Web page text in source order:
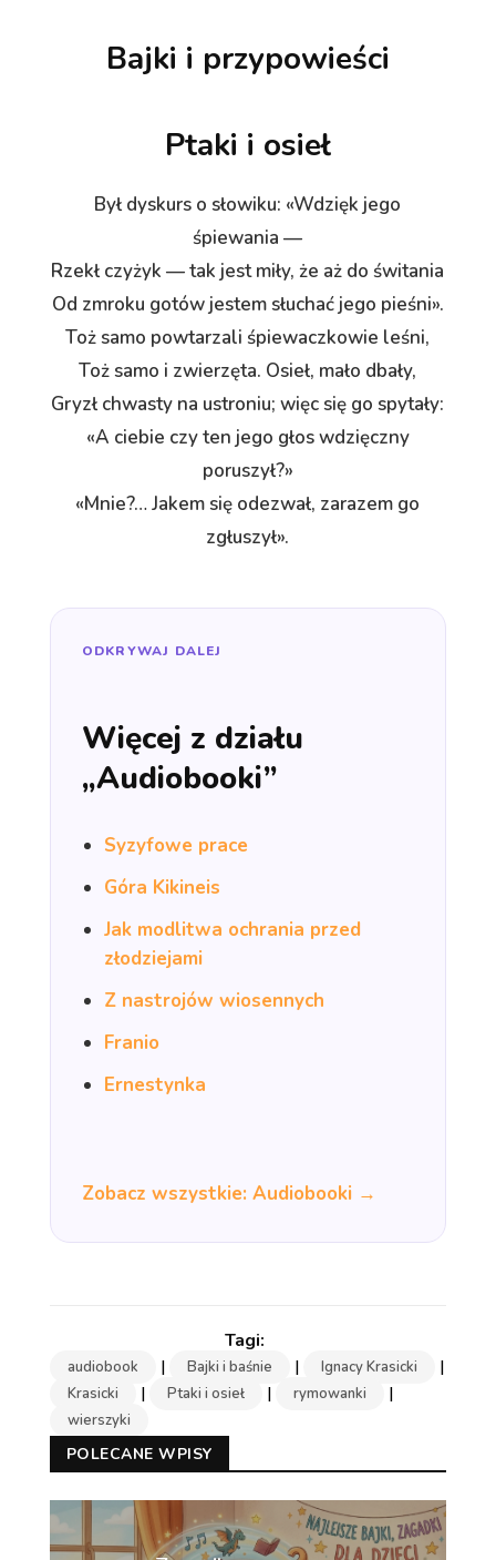
Bajki i przypowieści
Ptaki i osieł
Był dyskurs o słowiku: «Wdzięk jego
śpiewania —
Rzekł czyżyk — tak jest miły, że aż do świtania
Od zmroku gotów jestem słuchać jego pieśni».
Toż samo powtarzali śpiewaczkowie leśni,
Toż samo i zwierzęta. Osieł, mało dbały,
Gryzł chwasty na ustroniu; więc się go spytały:
«A ciebie czy ten jego głos wdzięczny
poruszył?»
«Mnie?… Jakem się odezwał, zarazem go
zgłuszył».
ODKRYWAJ DALEJ
Więcej z działu
„Audiobooki”
Syzyfowe prace
Góra Kikineis
Jak modlitwa ochrania przed
złodziejami
Z nastrojów wiosennych
Franio
Ernestynka
Zobacz wszystkie: Audiobooki →
audiobook | Bajki i baśnie | Ignacy Krasicki |
Krasicki | Ptaki i osieł | rymowanki |
wierszyki
POLECANE WPISY